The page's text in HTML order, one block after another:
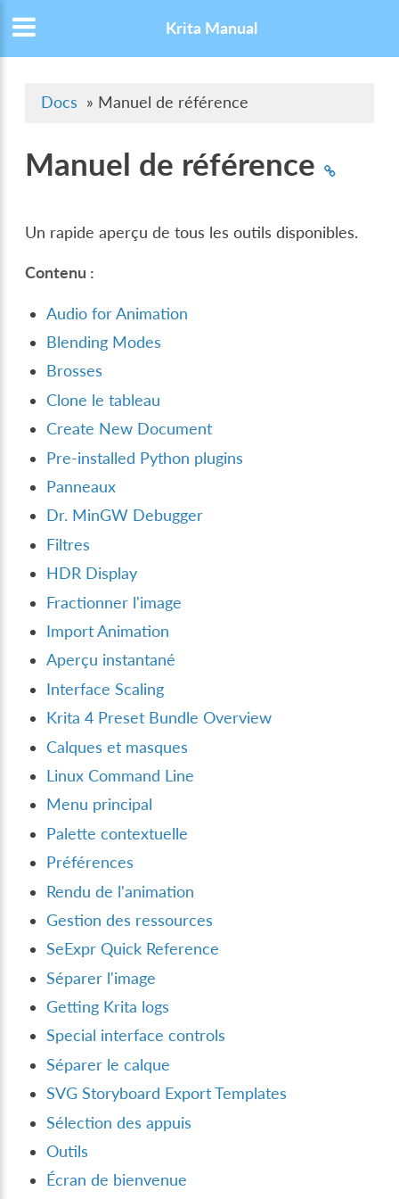
Krita Manual
Docs » Manuel de référence
Manuel de référence
Un rapide aperçu de tous les outils disponibles.
Contenu :
Audio for Animation
Blending Modes
Brosses
Clone le tableau
Create New Document
Pre-installed Python plugins
Panneaux
Dr. MinGW Debugger
Filtres
HDR Display
Fractionner l'image
Import Animation
Aperçu instantané
Interface Scaling
Krita 4 Preset Bundle Overview
Calques et masques
Linux Command Line
Menu principal
Palette contextuelle
Préférences
Rendu de l'animation
Gestion des ressources
SeExpr Quick Reference
Séparer l'image
Getting Krita logs
Special interface controls
Séparer le calque
SVG Storyboard Export Templates
Sélection des appuis
Outils
Écran de bienvenue